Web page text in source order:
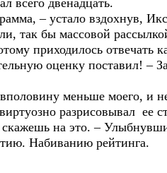
всего двенадцать.
– устало вздохнув,
так бы массовой
приходилось отвечать
оценку поставил! –
меньше моего, и
разрисовывал ее
на это. –
Набиванию рейтинга.